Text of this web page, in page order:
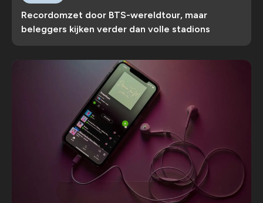
Recordomzet door BTS-wereldtour, maar
beleggers kijken verder dan volle stadions